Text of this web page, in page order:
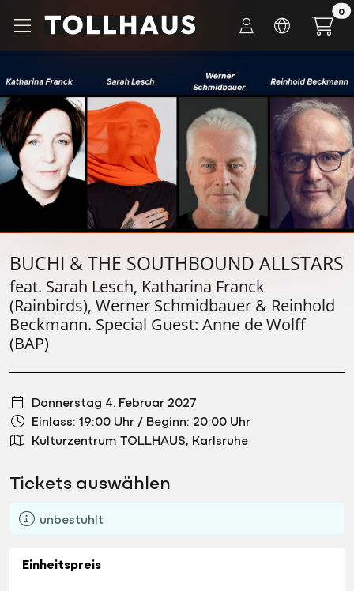
Zum Hauptinhalt springen 0
Startseite
BUCHI & THE SOUTHBOUND ALLSTARS
feat. Sarah Lesch, Katharina Franck
(Rainbirds), Werner Schmidbauer & Reinhold
Beckmann. Special Guest: Anne de Wolff
(BAP)
Donnerstag 4. Februar 2027
Einlass: 19:00 Uhr / Beginn: 20:00 Uhr
Kulturzentrum TOLLHAUS, Karlsruhe
Tickets auswählen
unbestuhlt
Einheitspreis